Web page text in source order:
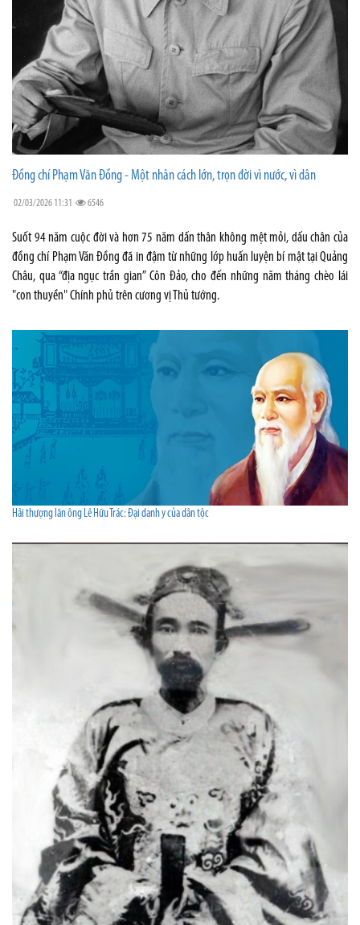
Đồng chí Phạm Văn Đồng - Một nhân cách lớn, trọn đời vì nước, vì dân
02/03/2026 11:31 6546
Suốt 94 năm cuộc đời và hơn 75 năm dấn thân không mệt mỏi, dấu chân của
đồng chí Phạm Văn Đồng đã in đậm từ những lớp huấn luyện bí mật tại Quảng
Châu, qua “địa ngục trần gian” Côn Đảo, cho đến những năm tháng chèo lái
"con thuyền" Chính phủ trên cương vị Thủ tướng.
Hải thượng lãn ông Lê Hữu Trác: Đại danh y của dân tộc